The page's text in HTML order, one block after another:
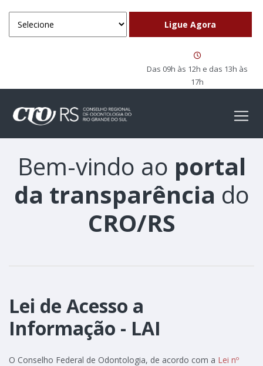
Das 09h às 12h e das 13h às
17h
Bem-vindo ao portal
da transparência do
CRO/RS
Lei de Acesso a
Informação - LAI
O Conselho Federal de Odontologia, de acordo com a Lei nº